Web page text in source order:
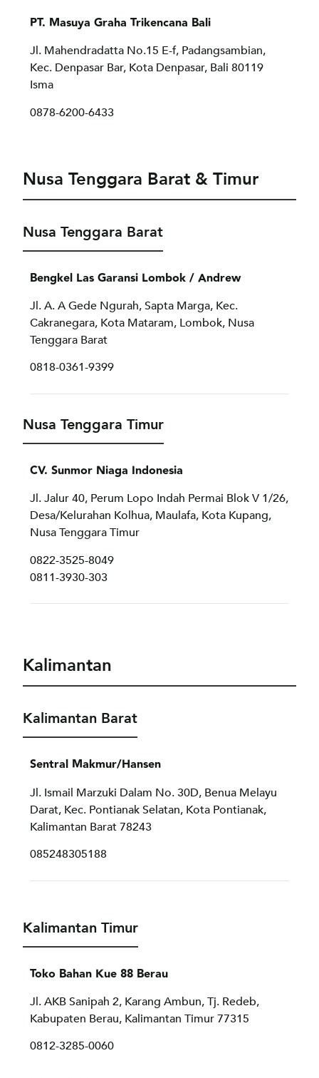
PT. Masuya Graha Trikencana Bali
Jl. Mahendradatta No.15 E-f, Padangsambian,
Kec. Denpasar Bar, Kota Denpasar, Bali 80119
Isma
0878-6200-6433
Nusa Tenggara Barat & Timur
Nusa Tenggara Barat
Bengkel Las Garansi Lombok / Andrew
Jl. A. A Gede Ngurah, Sapta Marga, Kec.
Cakranegara, Kota Mataram, Lombok, Nusa
Tenggara Barat
0818-0361-9399
Nusa Tenggara Timur
CV. Sunmor Niaga Indonesia
Jl. Jalur 40, Perum Lopo Indah Permai Blok V 1/26,
Desa/Kelurahan Kolhua, Maulafa, Kota Kupang,
Nusa Tenggara Timur
0822-3525-8049
0811-3930-303
Kalimantan
Kalimantan Barat
Sentral Makmur/Hansen
Jl. Ismail Marzuki Dalam No. 30D, Benua Melayu
Darat, Kec. Pontianak Selatan, Kota Pontianak,
Kalimantan Barat 78243
085248305188
Kalimantan Timur
Toko Bahan Kue 88 Berau
Jl. AKB Sanipah 2, Karang Ambun, Tj. Redeb,
Kabupaten Berau, Kalimantan Timur 77315
0812-3285-0060